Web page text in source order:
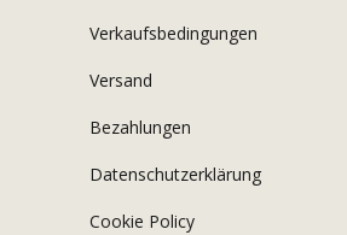
Verkaufsbedingungen
Versand
Bezahlungen
Datenschutzerklärung
Cookie Policy